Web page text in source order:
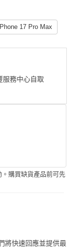
17 Pro Max
服務中心自取
購買缺貨產品前可先
將快速回應並提供最